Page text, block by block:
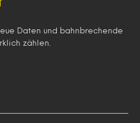
Daten und bahnbrechende
zählen.